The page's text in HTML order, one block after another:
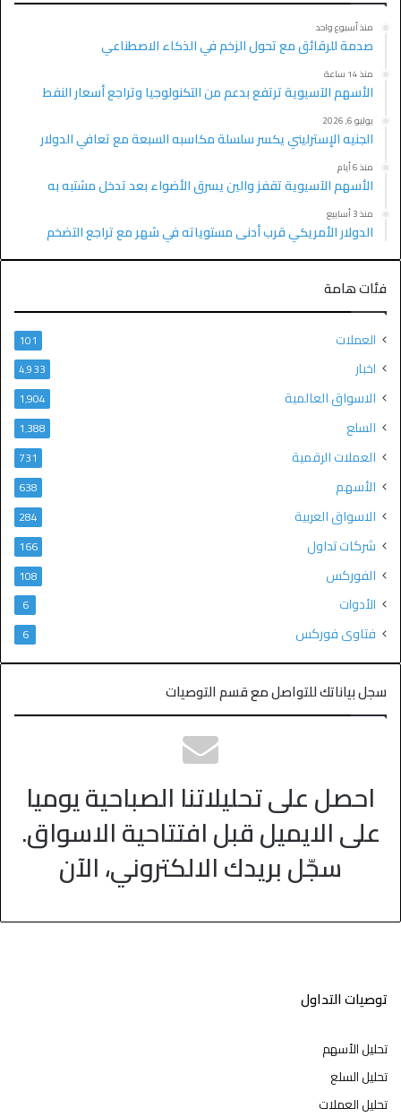
منذ أسبوع واحد
صدمة للرقائق مع تحول الزخم في الذكاء الاصطناعي
منذ 14 ساعة
الأسهم الآسيوية ترتفع بدعم من التكنولوجيا وتراجع أسعار النفط
يوليو 6, 2026
الجنيه الإسترليني يكسر سلسلة مكاسبه السبعة مع تعافي الدولار
منذ 6 أيام
الأسهم الآسيوية تقفز والين يسرق الأضواء بعد تدخل مشتبه به
منذ 3 أسابيع
الدولار الأمريكي قرب أدنى مستوياته في شهر مع تراجع التضخم
فئات هامة
العملات 101
اخبار 4٬933
الاسواق العالمية 1٬904
السلع 1٬388
العملات الرقمية 731
الأسهم 638
الاسواق العربية 284
شركات تداول 166
الفوركس 108
الأدوات 6
فتاوى فوركس 6
سجل بياناتك للتواصل مع قسم التوصيات
احصل على تحليلاتنا الصباحية يوميا
على الايميل قبل افتتاحية الاسواق.
سجّل بريدك الالكتروني، الآن
توصيات التداول
تحليل الأسهم
تحليل السلع
تحليل العملات